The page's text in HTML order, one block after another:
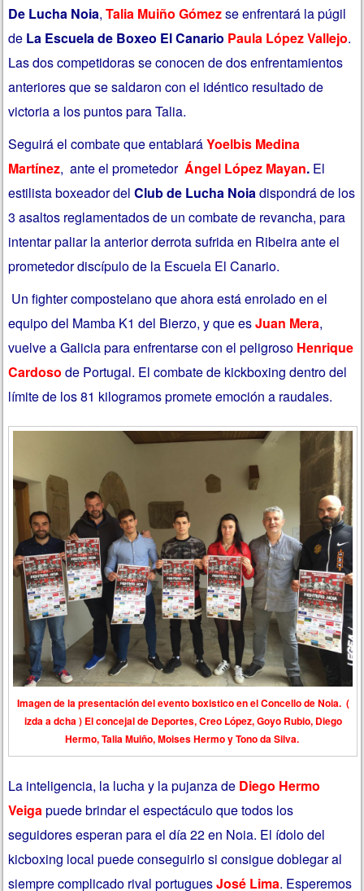
De Lucha Noia,Talia Muiño Gómezse enfrentará la púgil
de La Escuela de Boxeo El Canario Paula López Vallejo.
Las dos competidoras se conocen de dos enfrentamientos
anteriores que se saldaron con el idéntico resultado de
victoria a los puntos para Talia.
Seguirá el combate que entablaráYoelbis Medina
Martínez, ante el prometedor Ángel López Mayan. El
estilista boxeador del Club de Lucha Noiadispondrá de los
3 asaltos reglamentados de un combate de revancha, para
intentar paliar la anterior derrota sufrida en Ribeira ante el
prometedor discípulo de la Escuela El Canario.
Un fighter compostelano que ahora está enrolado en el
equipo del Mamba K1 del Bierzo, y que esJuan Mera,
vuelve a Galicia para enfrentarse con el peligroso Henrique
Cardoso de Portugal. El combate de kickboxing dentro del
límite de los 81 kilogramos promete emoción a raudales.
Imagen de la presentación del evento boxistico en el Concello de Noia. (
izda a dcha ) El concejal de Deportes, Creo López, Goyo Rubio, Diego
Hermo, Talia Muiño, Moises Hermo y Tono da Silva.
La inteligencia, la lucha y la pujanza de Diego Hermo
Veigapuede brindar el espectáculo que todos los
seguidores esperan para el día 22 en Noia. El ídolo del
kicboxing local puede conseguirlo si consigue doblegar al
siempre complicado rival portuguesJosé Lima. Esperemos